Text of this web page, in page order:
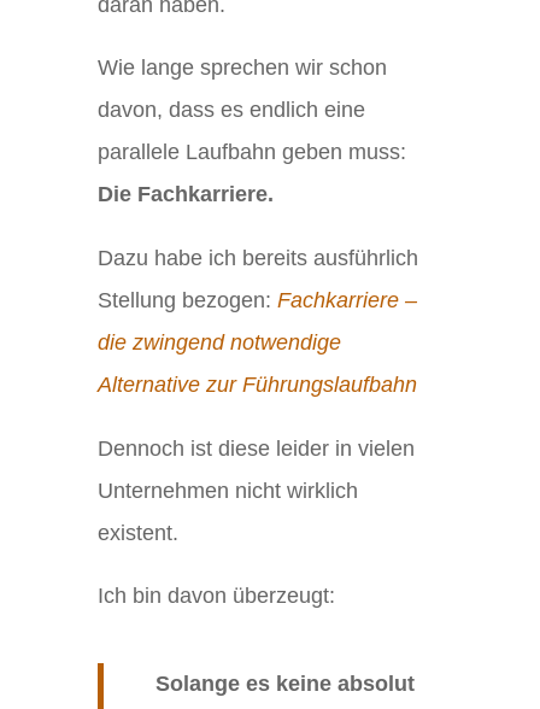
Wie lange sprechen wir schon
davon, dass es endlich eine
parallele Laufbahn geben muss:
Die Fachkarriere.
Dazu habe ich bereits ausführlich
Stellung bezogen: Fachkarriere –
die zwingend notwendige
Alternative zur Führungslaufbahn
Dennoch ist diese leider in vielen
Unternehmen nicht wirklich
existent.
Ich bin davon überzeugt:
Solange es keine absolut